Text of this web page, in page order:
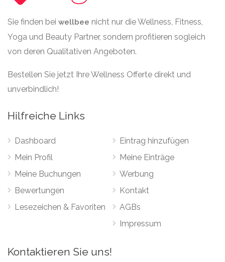
Sie finden bei wellbee nicht nur die Wellness, Fitness,
Yoga und Beauty Partner, sondern profitieren sogleich
von deren Qualitativen Angeboten.
Bestellen Sie jetzt Ihre Wellness Offerte direkt und
unverbindlich!
Hilfreiche Links
Dashboard
Mein Profil
Meine Buchungen
Bewertungen
Lesezeichen & Favoriten
Eintrag hinzufügen
Meine Einträge
Werbung
Kontakt
AGBs
Impressum
Kontaktieren Sie uns!